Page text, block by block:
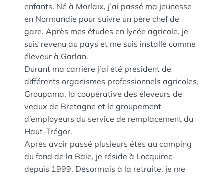
enfants. Né à Morlaix, j’ai passé ma jeunesse
en Normandie pour suivre un père chef de
gare. Après mes études en lycée agricole, je
suis revenu au pays et me suis installé comme
éleveur à Garlan.
Durant ma carrière j’ai été président de
différents organismes professionnels agricoles,
Groupama, la coopérative des éleveurs de
veaux de Bretagne et le groupement
d’employeurs du service de remplacement du
Haut-Trégor.
Après avoir passé plusieurs étés au camping
du fond de la Baie, je réside à Locquirec
depuis 1999. Désormais à la retraite, je me